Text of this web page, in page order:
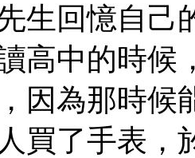
回憶自己
高中的時候
因為那時候
買了手表